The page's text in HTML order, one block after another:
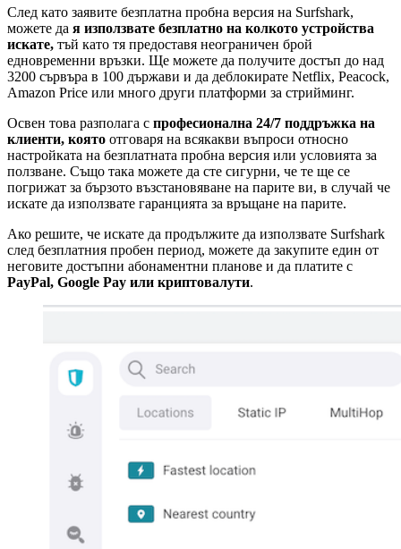
След като заявите безплатна пробна версия на Surfshark,
можете да я използвате безплатно на колкото устройства
искате, тъй като тя предоставя неограничен брой
едновременни връзки. Ще можете да получите достъп до над
3200 сървъра в 100 държави и да деблокирате Netflix, Peacock,
Amazon Price или много други платформи за стрийминг.
Освен това разполага с професионална 24/7 поддръжка на
клиенти, която отговаря на всякакви въпроси относно
настройката на безплатната пробна версия или условията за
ползване. Също така можете да сте сигурни, че те ще се
погрижат за бързото възстановяване на парите ви, в случай че
искате да използвате гаранцията за връщане на парите.
Ако решите, че искате да продължите да използвате Surfshark
след безплатния пробен период, можете да закупите един от
неговите достъпни абонаментни планове и да платите с
PayPal, Google Pay или криптовалути.